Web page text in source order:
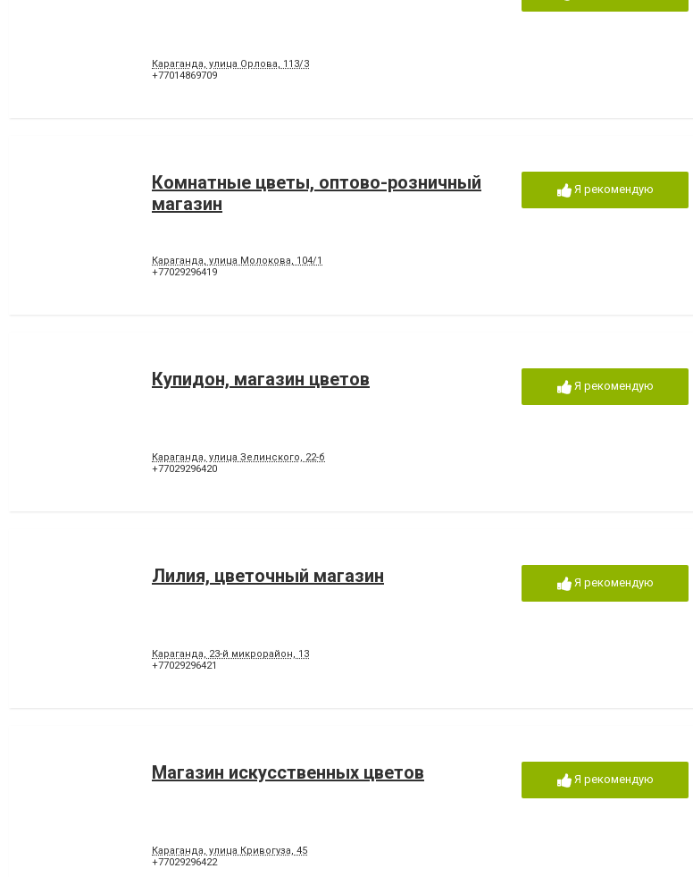
Караганда, улица Орлова, 113/3
+77014869709
Комнатные цветы, оптово-розничный
магазин
Караганда, улица Молокова, 104/1
+77029296419
Я рекомендую
Купидон, магазин цветов
Караганда, улица Зелинского, 22-б
+77029296420
Я рекомендую
Лилия, цветочный магазин
Караганда, 23-й микрорайон, 13
+77029296421
Я рекомендую
Магазин искусственных цветов
Караганда, улица Кривогуза, 45
+77029296422
Я рекомендую